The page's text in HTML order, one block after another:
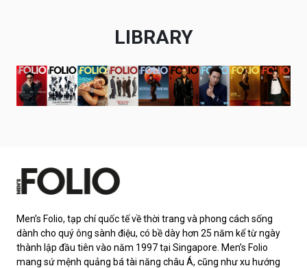
LIBRARY
Men’s Folio, tạp chí quốc tế về thời trang và phong cách sống
dành cho quý ông sành điệu, có bề dày hơn 25 năm kể từ ngày
thành lập đầu tiên vào năm 1997 tại Singapore. Men’s Folio
mang sứ mệnh quảng bá tài năng châu Á, cũng như xu hướng